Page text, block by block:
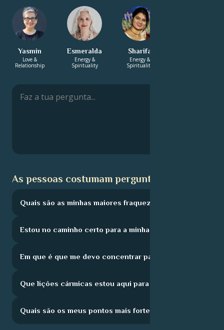
Yasmin
Love &
Relationship
Esmeralda
Energy &
Spirituality
Sharifa
Energy &
Spirituality
As pessoas costumam perguntar:
Quais são as minhas maiores fraquezas?
Estou no caminho certo para a minha carreira?
Em que é que me devo concentrar para crescer?
Que lições cármicas estou aqui para aprender?
Quais são os meus pontos mais fortes?